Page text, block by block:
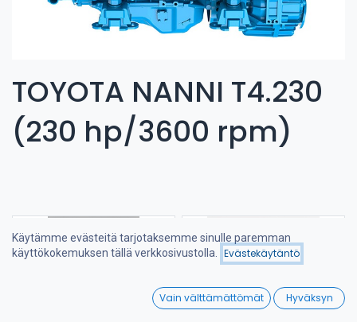
Suosituimmat
Wishlist
TOYOTA NANNI T4.230
(230 hp/3600 rpm)
Käytämme evästeitä tarjotaksemme sinulle paremman
käyttökokemuksen tällä verkkosivustolla.
Evästekäytäntö
Vain välttämättömät Hyväksyn